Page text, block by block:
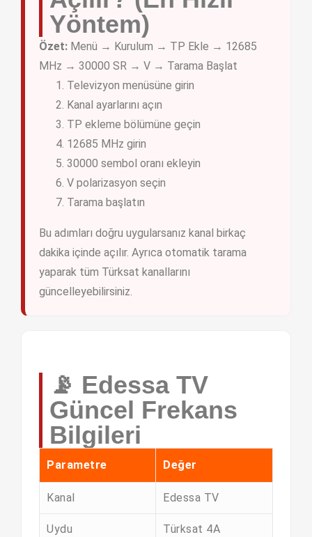
Yöntem)
Özet: Menü → Kurulum → TP Ekle → 12685
MHz → 30000 SR → V → Tarama Başlat
Televizyon menüsüne girin
Kanal ayarlarını açın
TP ekleme bölümüne geçin
12685 MHz girin
30000 sembol oranı ekleyin
V polarizasyon seçin
Tarama başlatın
Bu adımları doğru uygularsanız kanal birkaç
dakika içinde açılır. Ayrıca otomatik tarama
yaparak tüm Türksat kanallarını
güncelleyebilirsiniz.
📡 Edessa TV
Güncel Frekans
Bilgileri
Parametre Değer
Kanal Edessa TV
Uydu Türksat 4A